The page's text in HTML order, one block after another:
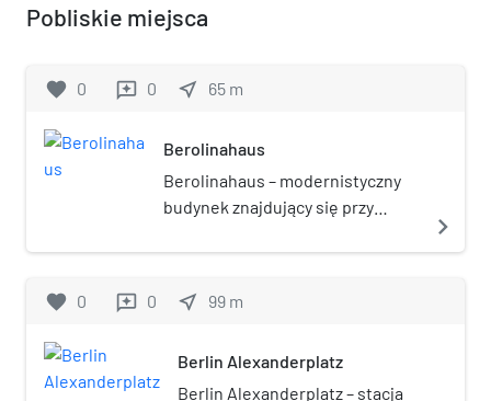
Pobliskie miejsca
favorite 0 reviews 0 near_me 65 m
Berolinahaus
Berolinahaus – modernistyczny
budynek znajdujący się przy
navigate_next
favorite 0 reviews 0 near_me 99 m
Berlin Alexanderplatz
Berlin Alexanderplatz – stacja